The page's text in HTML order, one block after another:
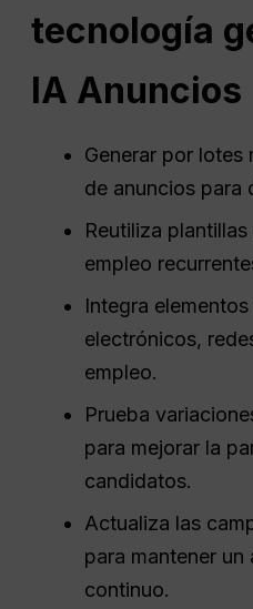
tecnología
IA Anuncios
Generar por lotes
de anuncios para
Reutiliza
empleo
Integra
electrónicos,
empleo.
Prueba
para mejorar la
candidatos.
Actualiza las
para mantener
continuo.